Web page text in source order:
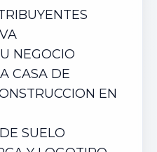
NEGOCIO
A CASA DE
EN
SUELO